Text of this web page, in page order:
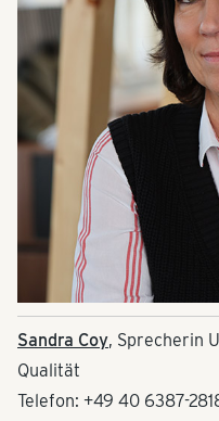
Sandra Coy, Sprecherin
Qualität
Telefon: +49 40 6387-